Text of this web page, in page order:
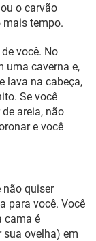
o carvão
mais tempo.
você. No
uma caverna e,
lava na cabeça,
Se você
areia, não
e você
não quiser
para você. Você
cama é
ovelha) em